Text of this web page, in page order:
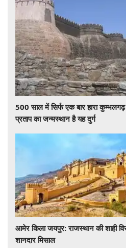
500 साल में सिर्फ एक बार हारा कुम्भलगढ़
प्रताप का जन्मस्थान है यह दुर्ग
आमेर किला जयपुर: राजस्थान की शाही
शानदार मिसाल